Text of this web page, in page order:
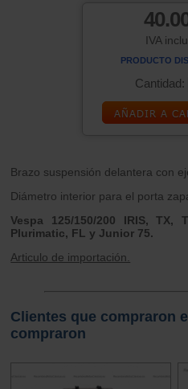
IVA
PRODUCTO
Cantidad:
Brazo suspensión delantera con
Diámetro interior para el porta
Vespa 125/150/200 IRIS, TX,
Plurimatic, FL y Junior 75.
Articulo de importación.
Clientes que compraron
compraron